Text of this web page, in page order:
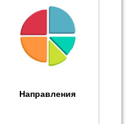
Направления